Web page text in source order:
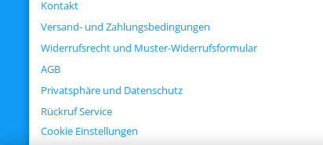
Kontakt
Versand- und Zahlungsbedingungen
Widerrufsrecht und Muster-Widerrufsformular
AGB
Privatsphäre und Datenschutz
Rückruf Service
Cookie Einstellungen